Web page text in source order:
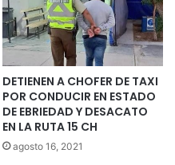
DETIENEN A CHOFER DE TAXI
POR CONDUCIR EN ESTADO
DE EBRIEDAD Y DESACATO
EN LA RUTA 15 CH
agosto 16, 2021